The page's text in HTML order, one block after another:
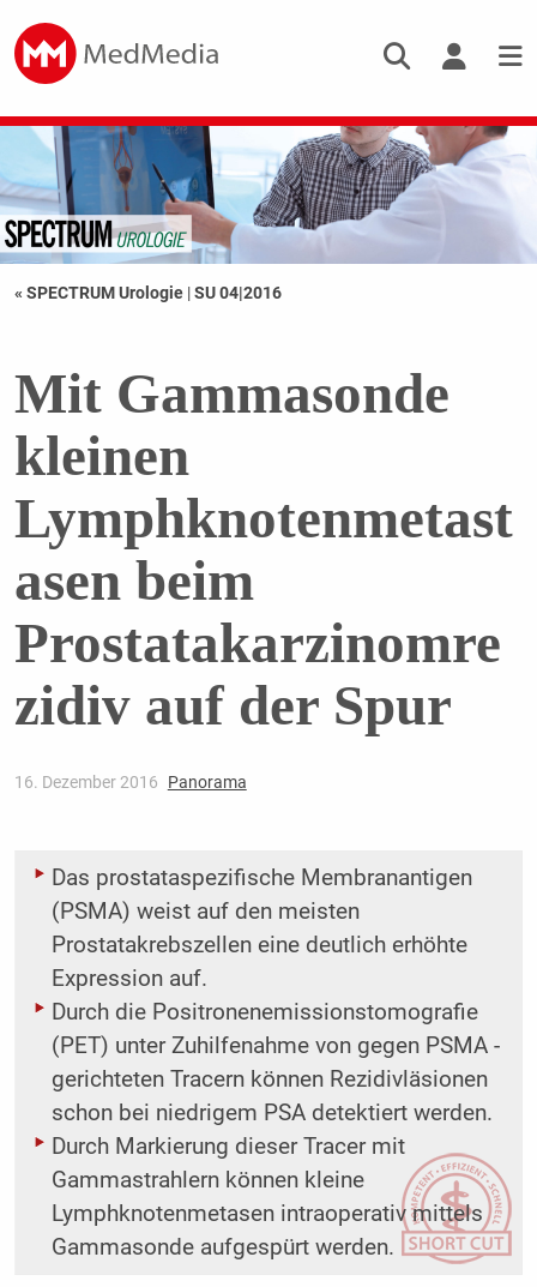
« SPECTRUM Urologie |SU 04|2016
Mit Gammasonde
kleinen
Lymphknotenmetast
asen beim
Prostatakarzinomre
zidiv auf der Spur
16. Dezember 2016 Panorama
Das prostataspezifische Membranantigen
(PSMA) weist auf den meisten
Prostatakrebszellen eine deutlich erhöhte
Expression auf.
Durch die Positronenemissionstomografie
(PET) unter Zuhilfenahme von gegen PSMA ­
gerichteten Tracern können Rezidivläsionen
schon bei niedrigem PSA detektiert werden.
Durch Markierung dieser Tracer mit
Gammastrahlern können kleine
Lymphknotenmetasen intraoperativ mittels
Gammasonde aufgespürt werden.